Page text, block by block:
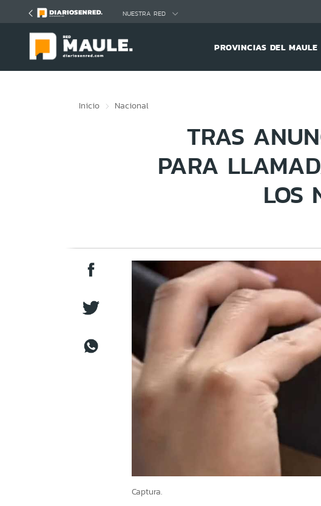
NUESTRA RED
PROVINCIAS DEL MAULE
Inicio Nacional
TRAS
PARA
LOS
Captura.